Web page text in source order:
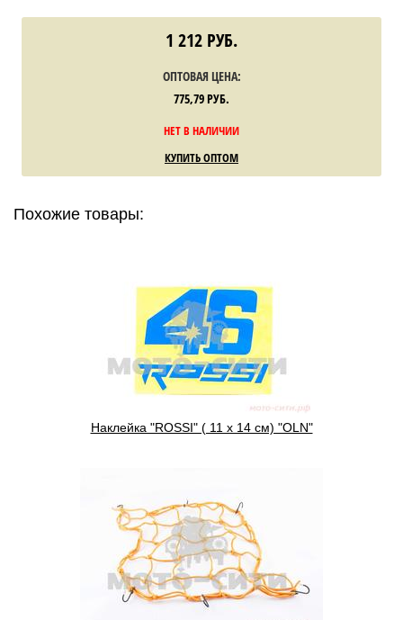
1 212 РУБ.
ОПТОВАЯ ЦЕНА:
775,79РУБ.
НЕТ В НАЛИЧИИ
КУПИТЬ ОПТОМ
Похожие товары:
Наклейка "ROSSI" ( 11 х 14 см) "OLN"